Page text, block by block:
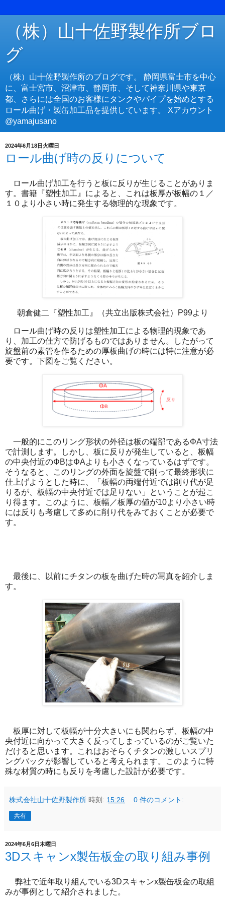
（株）山十佐野製作所ブロ
グ
（株）山十佐野製作所のブログです。 静岡県富士市を中心
に、富士宮市、沼津市、静岡市、そして神奈川県や東京
都、さらには全国のお客様にタンクやパイプを始めとする
ロール曲げ・製缶加工品を提供しています。 Xアカウント
@yamajusano
2024年6月18日火曜日
ロール曲げ時の反りについて
ロール曲げ加工を行うと板に反りが生じることがありま
す。書籍『塑性加工』によると、これは板厚が板幅の１／
１０より小さい時に発生する物理的な現象です。
朝倉健二『塑性加工』（共立出版株式会社）P99より
ロール曲げ時の反りは塑性加工による物理的現象であ
り、加工の仕方で防げるものではありません。したがって
旋盤前の素管を作るための厚板曲げの時には特に注意が必
要です。下図をご覧ください。
一般的にこのリング形状の外径は板の端部であるΦA寸法
で計測します。しかし、板に反りが発生していると、板幅
の中央付近のΦBはΦAよりも小さくなっているはずです。
そうなると、このリングの外面を旋盤で削って最終形状に
仕上げようとした時に、「板幅の両端付近では削り代が足
りるが、板幅の中央付近では足りない」ということが起こ
り得ます。このように、板幅／板厚の値が10より小さい時
には反りも考慮して多めに削り代をみておくことが必要で
す。
最後に、以前にチタンの板を曲げた時の写真を紹介しま
す。
板厚に対して板幅が十分大きいにも関わらず、板幅の中
央付近に向かって大きく反ってしまっているのがご覧いた
だけると思います。これはおそらくチタンの激しいスプリ
ングバックが影響していると考えられます。このように特
殊な材質の時にも反りを考慮した設計が必要です。
株式会社山十佐野製作所 時刻: 15:26 0 件のコメント:
共有
2024年6月6日木曜日
3Dスキャンx製缶板金の取り組み事例
弊社で近年取り組んでいる3Dスキャンx製缶板金の取組
みが事例として紹介されました。